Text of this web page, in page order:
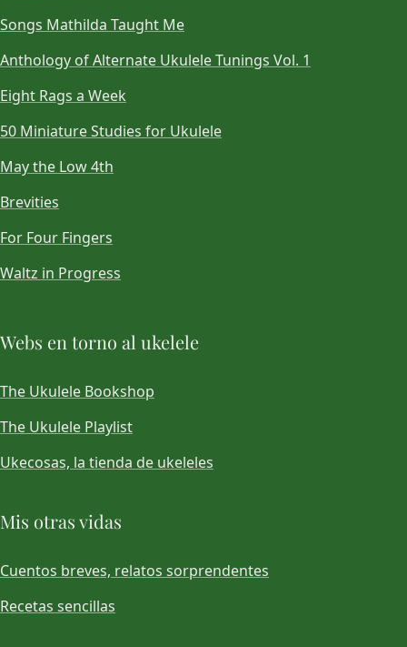
Songs Mathilda Taught Me
Anthology of Alternate Ukulele Tunings Vol. 1
Eight Rags a Week
50 Miniature Studies for Ukulele
May the Low 4th
Brevities
For Four Fingers
Waltz in Progress
Webs en torno al ukelele
The Ukulele Bookshop
The Ukulele Playlist
Ukecosas, la tienda de ukeleles
Mis otras vidas
Cuentos breves, relatos sorprendentes
Recetas sencillas